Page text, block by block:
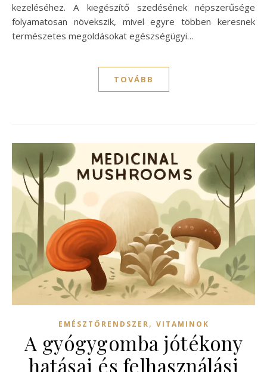
kezeléséhez. A kiegészítő szedésének népszerűsége
folyamatosan növekszik, mivel egyre többen keresnek
természetes megoldásokat egészségügyi…
TOVÁBB
EMÉSZTŐRENDSZER, VITAMINOK
A gyógygomba jótékony
hatásai és felhasználási